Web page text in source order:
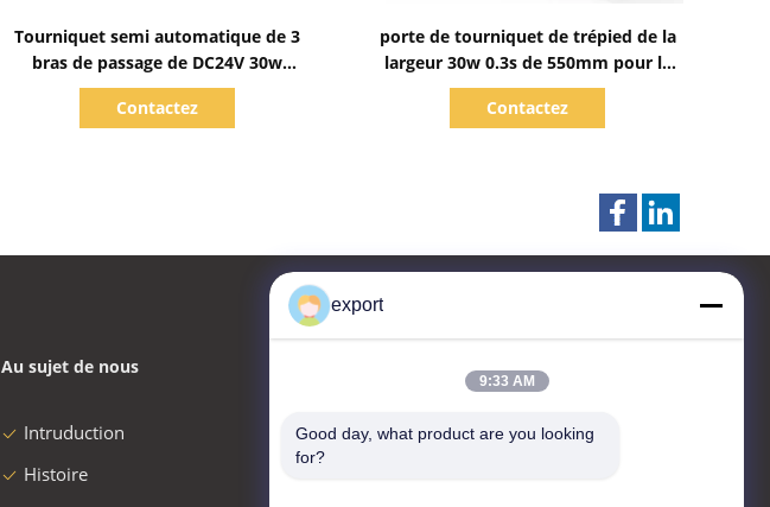
Tourniquet semi automatique de 3
bras de passage de DC24V 30w
550mm
Contactez
porte de tourniquet de trépied de la
largeur 30w 0.3s de 550mm pour le
parc d'attractions
Contactez
Au sujet de nous
Intruduction
Histoire
Contactez-nous
Shenzhen Door Intelligent
Control Technology Co., Ltd
export
9:33 AM
Good day, what product are you looking
for?